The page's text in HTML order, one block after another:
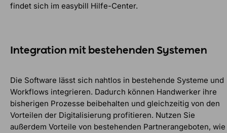
findet sich im easybill Hilfe-Center.
Integration mit bestehenden Systemen
Die Software lässt sich nahtlos in bestehende Systeme und
Workflows integrieren. Dadurch können Handwerker ihre
bisherigen Prozesse beibehalten und gleichzeitig von den
Vorteilen der Digitalisierung profitieren. Nutzen Sie
außerdem Vorteile von bestehenden Partnerangeboten, wie